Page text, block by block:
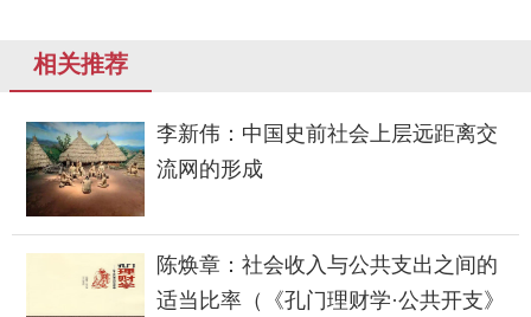
相关推荐
李新伟：中国史前社会上层远距离交
流网的形成
陈焕章：社会收入与公共支出之间的
适当比率（《孔门理财学·公共开支》